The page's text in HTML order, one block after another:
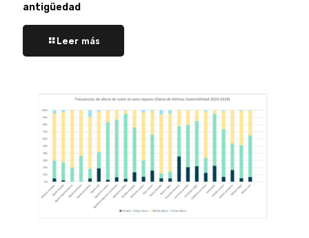
antigüedad
Leer más